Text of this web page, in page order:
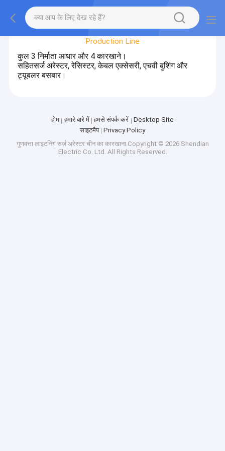
Factory Tour
Production Line
कुल 3 निर्माता आधार और 4 कारखाने।
सहितसर्ज अरेस्टर, रेसिस्टर, केबल एक्सेसरी, एचवी बुशिंग और
ट्यूबलर बसबार।
होम हमारे बारे में हमसे संपर्क करें
Desktop Site
साइटमैप
Privacy Policy
गुणवत्ता लाइटनिंग सर्ज अरेस्टरचीन का कारखाना.Copyright © 2026 Shendian
Electric Co. Ltd. All Rights Reserved.